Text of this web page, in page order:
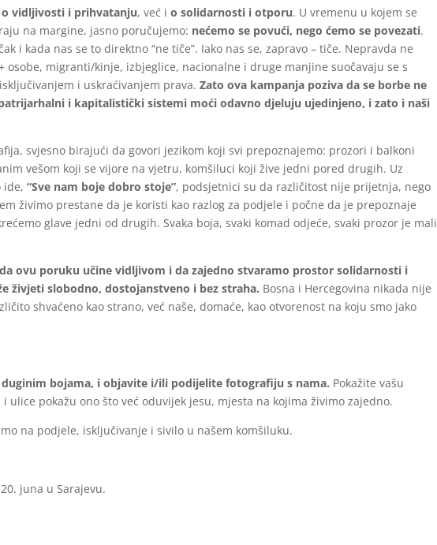
o vidljivosti i prihvatanju, već io solidarnosti i otporu. U vremenu u kojem se
na margine, jasno poručujemo: nećemo se povući, nego ćemo se povezati.
i kada nas se to direktno “ne tiče”. Iako nas se, zapravo – tiče. Nepravda ne
osobe, migranti/kinje, izbjeglice, nacionalne i druge manjine suočavaju se s
i uskraćivanjem prava.Zato ova kampanja poziva da se borbe ne
i kapitalistički sistemi moći odavno djeluju ujedinjeno, i zato i naši
svjesno birajući da govori jezikom koji svi prepoznajemo: prozori i balkoni
vešom koji se vijore na vjetru, komšiluci koji žive jedni pored drugih. Uz
ide,“Sve nam boje dobro stoje”, podsjetnici su da različitost nije prijetnja, nego
živimo prestane da je koristi kao razlog za podjele i počne da je prepoznaje
glave jedni od drugih. Svaka boja, svaki komad odjeće, svaki prozor je mali
ovu poruku učine vidljivom i da zajedno stvaramo prostor solidarnosti i
živjeti slobodno, dostojanstveno i bez straha. Bosna i Hercegovina nikada nije
shvaćeno kao strano, već naše, domaće, kao otvorenost na koju smo jako
bojama, i objavite i/ili podijelite fotografiju s nama. Pokažite vašu
ulice pokažu ono što već oduvijek jesu, mjesta na kojima živimo zajedno.
na podjele, isključivanje i sivilo u našem komšiluku.
juna u Sarajevu.